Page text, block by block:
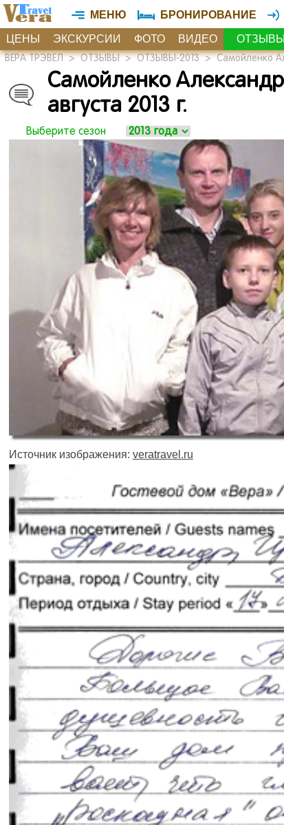
МЕНЮ БРОНИРОВАНИЕ
ЦЕНЫ ЭКСКУРСИИ ФОТО ВИДЕО ОТЗЫВЫ
ВЕРА ТРЭВЕЛ>ОТЗЫВЫ>ОТЗЫВЫ-2013>Самойленко
Самойленко
августа 2013 г.
Выберите сезон
Источник изображения: veratravel.ru